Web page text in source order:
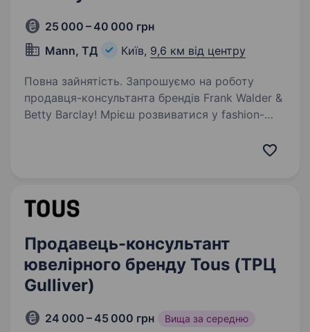
25 000 – 40 000 грн
Mann, ТД
Київ, 9,6 км від центру
Повна зайнятість. Запрошуємо на роботу
продавця-консультанта брендів Frank Walder &
Betty Barclay! Мрієш розвиватися у fashion-
Продавець-консультант
ювелірного бренду Tous (ТРЦ
Gulliver)
24 000 – 45 000 грн Вища за середню